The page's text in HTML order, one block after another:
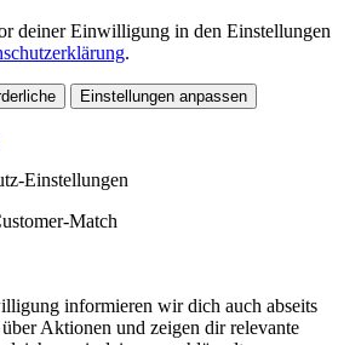
deiner Einwilligung in den Einstellungen
.
Einstellungen anpassen
Einstellungen
Match
informieren wir dich auch abseits
Aktionen und zeigen dir relevante